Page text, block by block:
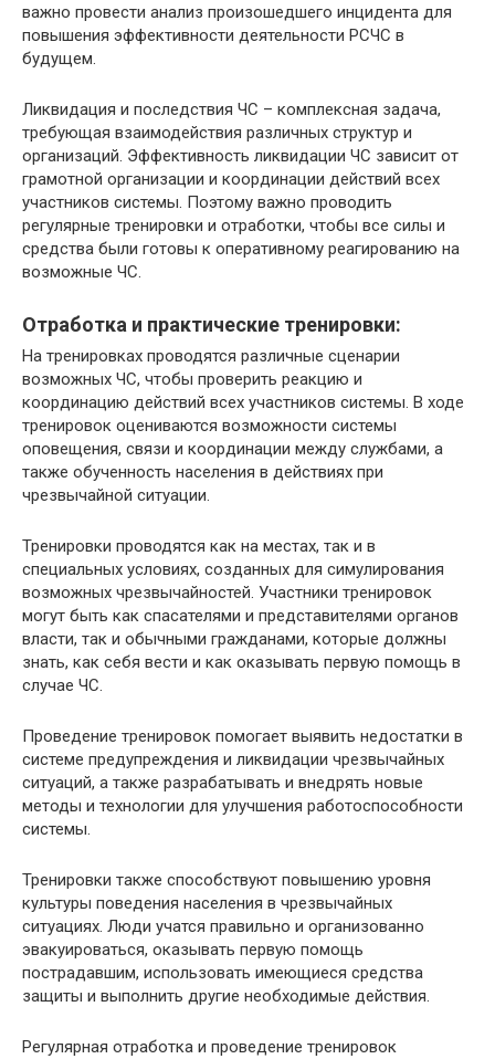
важно провести анализ произошедшего инцидента для
повышения эффективности деятельности РСЧС в
будущем.
Ликвидация и последствия ЧС – комплексная задача,
требующая взаимодействия различных структур и
организаций. Эффективность ликвидации ЧС зависит от
грамотной организации и координации действий всех
участников системы. Поэтому важно проводить
регулярные тренировки и отработки, чтобы все силы и
средства были готовы к оперативному реагированию на
возможные ЧС.
Отработка и практические тренировки:
На тренировках проводятся различные сценарии
возможных ЧС, чтобы проверить реакцию и
координацию действий всех участников системы. В ходе
тренировок оцениваются возможности системы
оповещения, связи и координации между службами, а
также обученность населения в действиях при
чрезвычайной ситуации.
Тренировки проводятся как на местах, так и в
специальных условиях, созданных для симулирования
возможных чрезвычайностей. Участники тренировок
могут быть как спасателями и представителями органов
власти, так и обычными гражданами, которые должны
знать, как себя вести и как оказывать первую помощь в
случае ЧС.
Проведение тренировок помогает выявить недостатки в
системе предупреждения и ликвидации чрезвычайных
ситуаций, а также разрабатывать и внедрять новые
методы и технологии для улучшения работоспособности
системы.
Тренировки также способствуют повышению уровня
культуры поведения населения в чрезвычайных
ситуациях. Люди учатся правильно и организованно
эвакуироваться, оказывать первую помощь
пострадавшим, использовать имеющиеся средства
защиты и выполнить другие необходимые действия.
Регулярная отработка и проведение тренировок